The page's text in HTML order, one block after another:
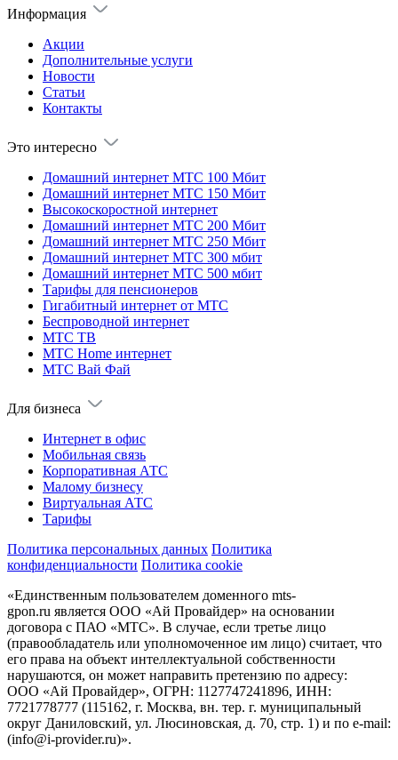
Информация
Акции
Дополнительные услуги
Новости
Статьи
Контакты
Это интересно
Домашний интернет МТС 100 Мбит
Домашний интернет МТС 150 Мбит
Высокоскоростной интернет
Домашний интернет МТС 200 Мбит
Домашний интернет МТС 250 Мбит
Домашний интернет МТС 300 мбит
Домашний интернет МТС 500 мбит
Тарифы для пенсионеров
Гигабитный интернет от МТС
Беспроводной интернет
МТС ТВ
МТС Home интернет
МТС Вай Фай
Для бизнеса
Интернет в офис
Мобильная связь
Корпоративная АТС
Малому бизнесу
Виртуальная АТС
Тарифы
Политика персональных данных Политика
конфиденциальности Политика cookie
«Единственным пользователем доменного mts-
gpon.ru является ООО «Ай Провайдер» на основании
договора с ПАО «МТС». В случае, если третье лицо
(правообладатель или уполномоченное им лицо) считает, что
его права на объект интеллектуальной собственности
нарушаются, он может направить претензию по адресу:
ООО «Ай Провайдер», ОГРН: 1127747241896, ИНН:
7721778777 (115162, г. Москва, вн. тер. г. муниципальный
округ Даниловский, ул. Люсиновская, д. 70, стр. 1) и по e-mail:
(info@i-provider.ru)».